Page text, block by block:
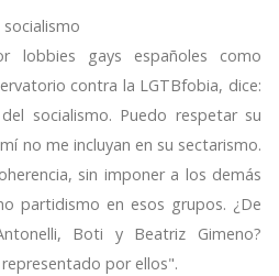
lobbies gays españoles como
contra la LGTBfobia, dice:
socialismo. Puedo respetar su
no me incluyan en su sectarismo.
sin imponer a los demás
partidismo en esos grupos. ¿De
Boti y Beatriz Gimeno?
por ellos".